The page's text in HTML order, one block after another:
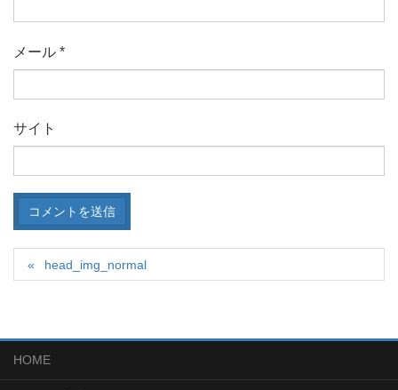
メール *
サイト
head_img_normal
HOME